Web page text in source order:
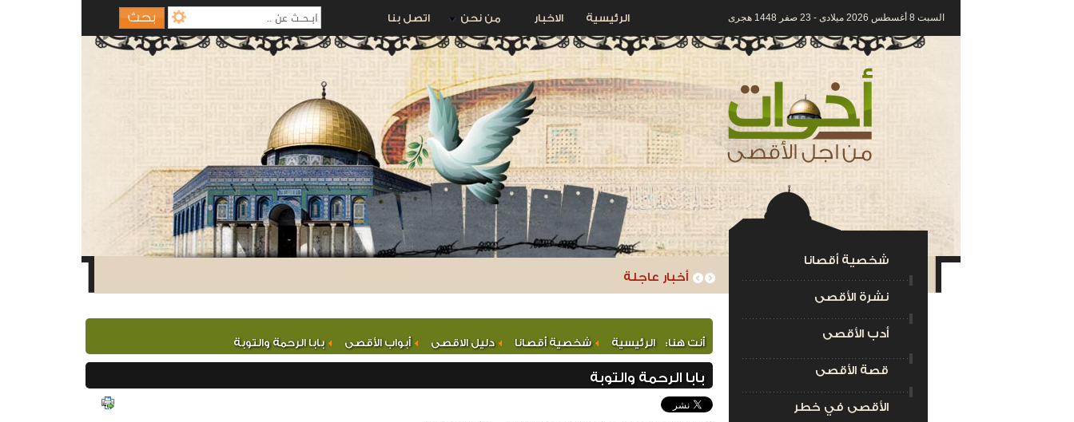
السبت 8 أغسطس 2026 ميلادى - 23 صفر 1448 هجرى الرئيسية الاخبار من نحن اتصل بنا
أخبار عاجلة
شخصية أقصانا
نشرة الأقصى
أدب الأقصى
قصة الأقصى
الأقصى في خطر
أنت هنا: الرئيسية شخصية أقصانا دليل الاقصى أبواب الأقصى بابا الرحمة والتوبة
بابا الرحمة والتوبة